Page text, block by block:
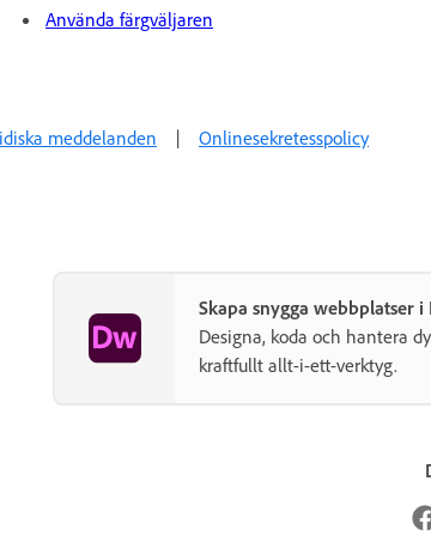
Använda färgväljaren
meddelanden | Onlinesekretesspolicy
Skapa snygga webbplatser
Designa, koda och hantera
kraftfullt allt-i-ett-verktyg.